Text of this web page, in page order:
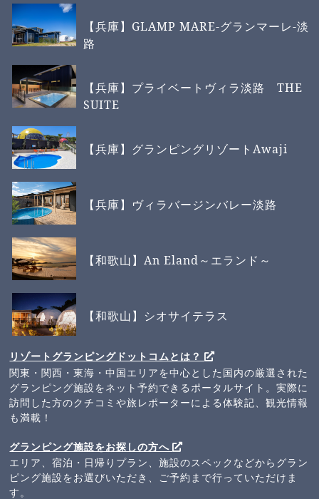
【兵庫】GLAMP MARE-グランマーレ-淡
路
【兵庫】プライベートヴィラ淡路 THE
SUITE
【兵庫】グランピングリゾートAwaji
【兵庫】ヴィラバージンバレー淡路
【和歌山】An Eland～エランド～
【和歌山】シオサイテラス
リゾートグランピングドットコムとは？
関東・関西・東海・中国エリアを中心とした国内の厳選された
グランピング施設をネット予約できるポータルサイト。実際に
訪問した方のクチコミや旅レポーターによる体験記、観光情報
も満載！
グランピング施設をお探しの方へ
エリア、宿泊・日帰りプラン、施設のスペックなどからグラン
ピング施設をお選びいただき、ご予約まで行っていただけま
す。